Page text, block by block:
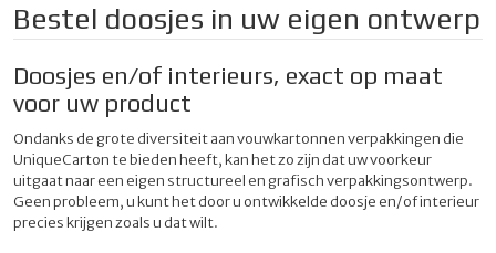
Bestel doosjes in uw eigen ontwerp
Doosjes en/of interieurs, exact op maat
voor uw product
Ondanks de grote diversiteit aan vouwkartonnen verpakkingen die
UniqueCarton te bieden heeft, kan het zo zijn dat uw voorkeur
uitgaat naar een eigen structureel en grafisch verpakkingsontwerp.
Geen probleem, u kunt het door u ontwikkelde doosje en/of interieur
precies krijgen zoals u dat wilt.